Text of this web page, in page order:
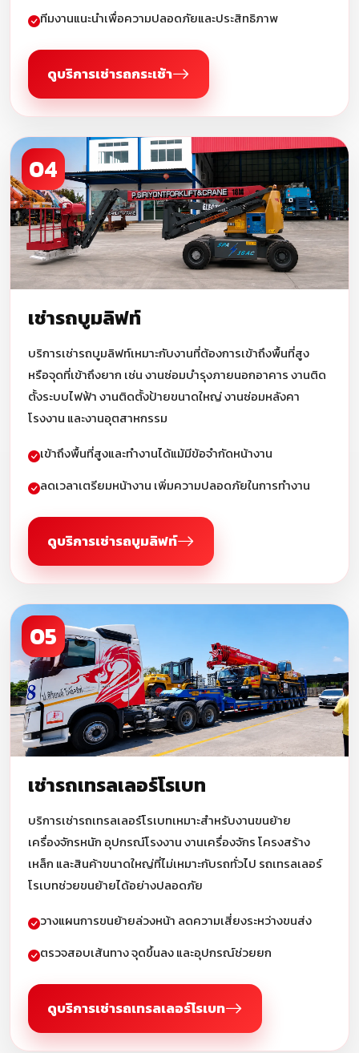
ทีมงานแนะนำเพื่อความปลอดภัยและประสิทธิภาพ
ดูบริการเช่ารถกระเช้า
04
เช่ารถบูมลิฟท์
บริการเช่ารถบูมลิฟท์เหมาะกับงานที่ต้องการเข้าถึงพื้นที่สูง
หรือจุดที่เข้าถึงยาก เช่น งานซ่อมบำรุงภายนอกอาคาร งานติด
ตั้งระบบไฟฟ้า งานติดตั้งป้ายขนาดใหญ่ งานซ่อมหลังคา
โรงงาน และงานอุตสาหกรรม
เข้าถึงพื้นที่สูงและทำงานได้แม้มีข้อจำกัดหน้างาน
ลดเวลาเตรียมหน้างาน เพิ่มความปลอดภัยในการทำงาน
ดูบริการเช่ารถบูมลิฟท์
05
เช่ารถเทรลเลอร์โรเบท
บริการเช่ารถเทรลเลอร์โรเบทเหมาะสำหรับงานขนย้าย
เครื่องจักรหนัก อุปกรณ์โรงงาน งานเครื่องจักร โครงสร้าง
เหล็ก และสินค้าขนาดใหญ่ที่ไม่เหมาะกับรถทั่วไป รถเทรลเลอร์
โรเบทช่วยขนย้ายได้อย่างปลอดภัย
วางแผนการขนย้ายล่วงหน้า ลดความเสี่ยงระหว่างขนส่ง
ตรวจสอบเส้นทาง จุดขึ้นลง และอุปกรณ์ช่วยยก
ดูบริการเช่ารถเทรลเลอร์โรเบท